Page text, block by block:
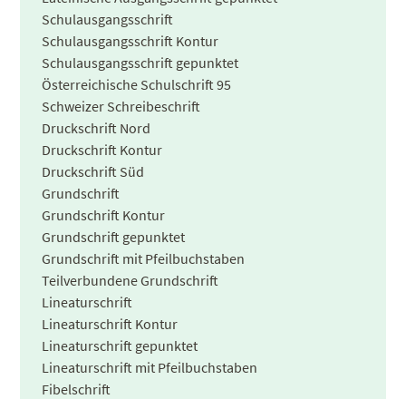
Schulausgangsschrift
Schulausgangsschrift Kontur
Schulausgangsschrift gepunktet
Österreichische Schulschrift 95
Schweizer Schreibeschrift
Druckschrift Nord
Druckschrift Kontur
Druckschrift Süd
Grundschrift
Grundschrift Kontur
Grundschrift gepunktet
Grundschrift mit Pfeilbuchstaben
Teilverbundene Grundschrift
Lineaturschrift
Lineaturschrift Kontur
Lineaturschrift gepunktet
Lineaturschrift mit Pfeilbuchstaben
Fibelschrift